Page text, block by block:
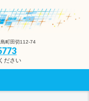
町田切112-74
ださい